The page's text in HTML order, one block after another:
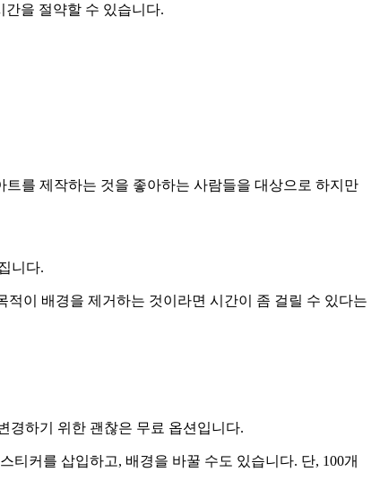
간을 절약할 수 있습니다.
를 제작하는 것을 좋아하는 사람들을 대상으로 하지만
니다.
적이 배경을 제거하는 것이라면 시간이 좀 걸릴 수 있다는
경하기 위한 괜찮은 무료 옵션입니다.
커를 삽입하고, 배경을 바꿀 수도 있습니다. 단, 100개